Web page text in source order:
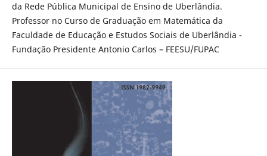
da Rede Pública Municipal de Ensino de Uberlândia.
Professor no Curso de Graduação em Matemática da
Faculdade de Educação e Estudos Sociais de Uberlândia -
Fundação Presidente Antonio Carlos – FEESU/FUPAC